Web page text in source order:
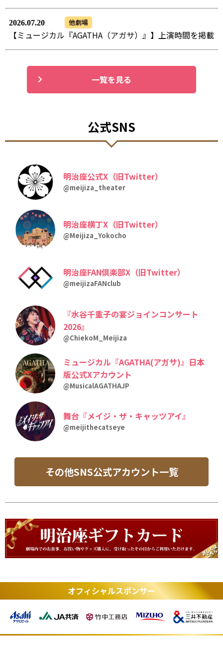
2026.07.20 他劇場
【ミュージカル『AGATHA（アガサ）』】上演時間を掲載
一覧を見る
公式SNS
明治座公式X（旧Twitter）
@meijiza_theater
明治座横丁X（旧Twitter）
@Meijiza_Yokocho
明治座FAN倶楽部X（旧Twitter）
@meijizaFANclub
『水谷千重子の宴ジョインコンサート
2026』
@ChiekoM_Meijiza
ミュージカル『AGATHA(アガサ)』日本
版公式Xアカウント
@MusicalAGATHAJP
舞台『メイジ・ザ・キャッツアイ』
@meijithecatseye
その他SNS公式アカウント一覧
オフィシャルスポンサー